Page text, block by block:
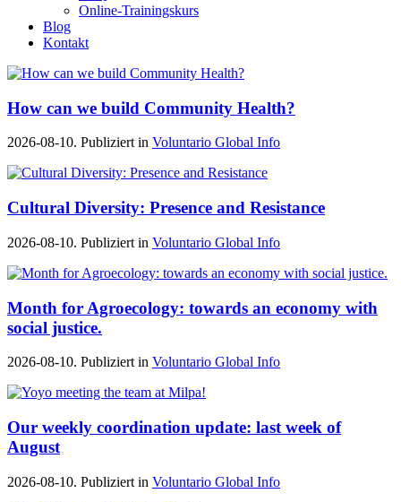
Online-Trainingskurs
Blog
Kontakt
How can we build Community Health?
2026-08-10. Publiziert in Voluntario Global Info
Cultural Diversity: Presence and Resistance
2026-08-10. Publiziert in Voluntario Global Info
Month for Agroecology: towards an economy with
social justice.
2026-08-10. Publiziert in Voluntario Global Info
Our weekly coordination update: last week of
August
2026-08-10. Publiziert in Voluntario Global Info